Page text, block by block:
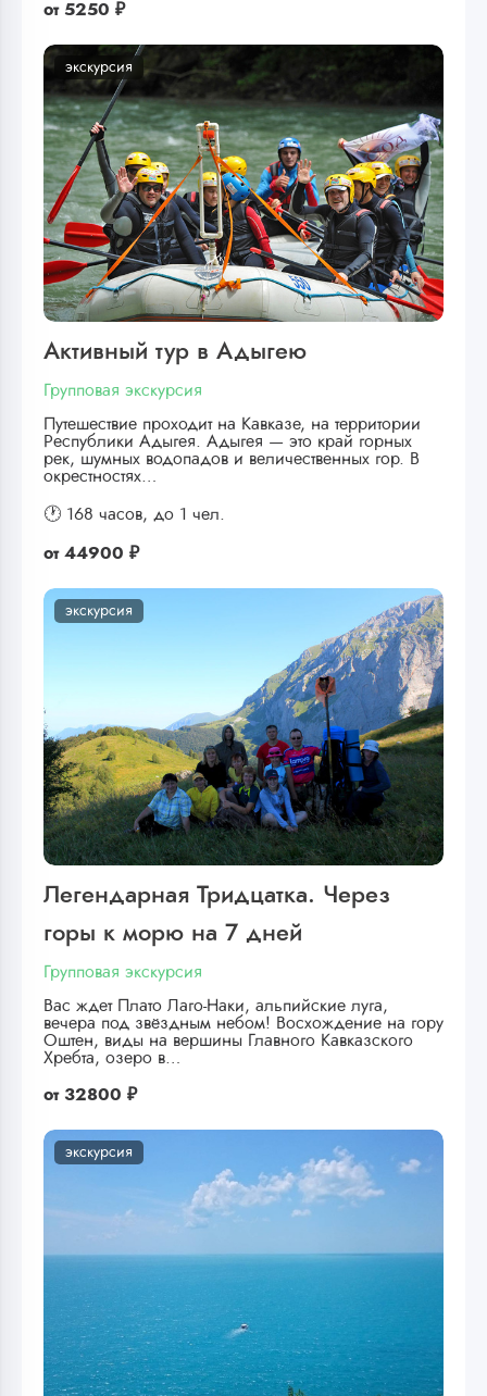
от 5250 ₽
экскурсия
Активный тур в Адыгею
Групповая экскурсия
Путешествие проходит на Кавказе, на территории
Республики Адыгея. Адыгея — это край горных
рек, шумных водопадов и величественных гор. В
окрестностях…
🕐 168 часов, до 1 чел.
от 44900 ₽
экскурсия
Легендарная Тридцатка. Через
горы к морю на 7 дней
Групповая экскурсия
Вас ждет Плато Лаго-Наки, альпийские луга,
вечера под звёздным небом! Восхождение на гору
Оштен, виды на вершины Главного Кавказского
Хребта, озеро в…
от 32800 ₽
экскурсия